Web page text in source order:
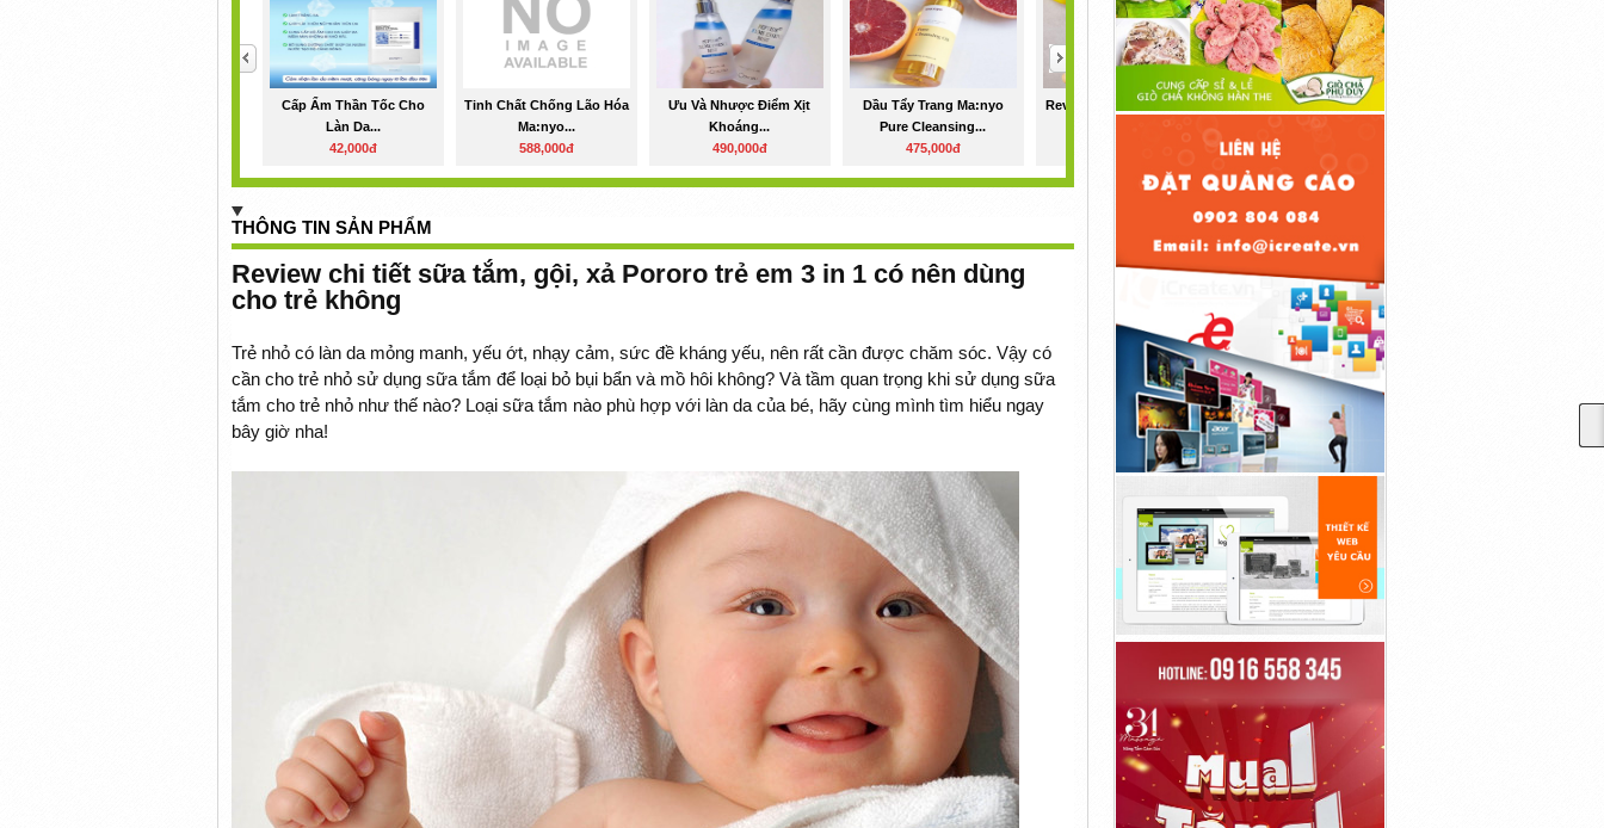
Cấp Ẩm Thần Tốc Cho
Làn Da...
42,000đ
Tinh Chất Chống Lão Hóa
Ma:nyo...
588,000đ
Ưu Và Nhược Điểm Xịt
Khoáng...
490,000đ
Dầu Tẩy Trang Ma:nyo
Pure Cleansing...
475,000đ
Review Chi Tiết Sữa Tắm,
Khi Nào Bắt Đầu Chăm
Sóc Vùng...
>
THÔNG TIN SẢN PHẨM
Review chi tiết sữa tắm, gội, xả Pororo trẻ em 3 in 1 có nên dùng
cho trẻ không
Trẻ nhỏ có làn da mỏng manh, yếu ớt, nhạy cảm, sức đề kháng yếu, nên rất cần được chăm sóc. Vậy có
cần cho trẻ nhỏ sử dụng sữa tắm để loại bỏ bụi bẩn và mồ hôi không? Và tầm quan trọng khi sử dụng sữa
tắm cho trẻ nhỏ như thế nào? Loại sữa tắm nào phù hợp với làn da của bé, hãy cùng mình tìm hiểu ngay
bây giờ nha!